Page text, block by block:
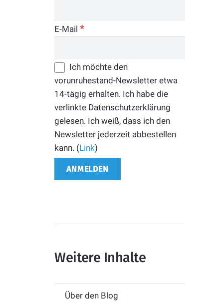
E-Mail*
Ich möchte den
vorunruhestand-Newsletter etwa
14-tägig erhalten. Ich habe die
verlinkte Datenschutzerklärung
gelesen. Ich weiß, dass ich den
Newsletter jederzeit abbestellen
kann. (Link)
Weitere Inhalte
Über den Blog